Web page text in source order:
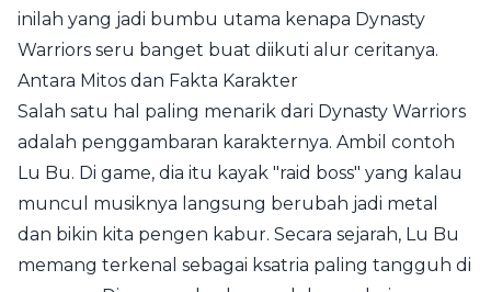
inilah yang jadi bumbu utama kenapa Dynasty
Warriors seru banget buat diikuti alur ceritanya.
Antara Mitos dan Fakta Karakter
Salah satu hal paling menarik dari Dynasty Warriors
adalah penggambaran karakternya. Ambil contoh
Lu Bu. Di game, dia itu kayak "raid boss" yang kalau
muncul musiknya langsung berubah jadi metal
dan bikin kita pengen kabur. Secara sejarah, Lu Bu
memang terkenal sebagai ksatria paling tangguh di